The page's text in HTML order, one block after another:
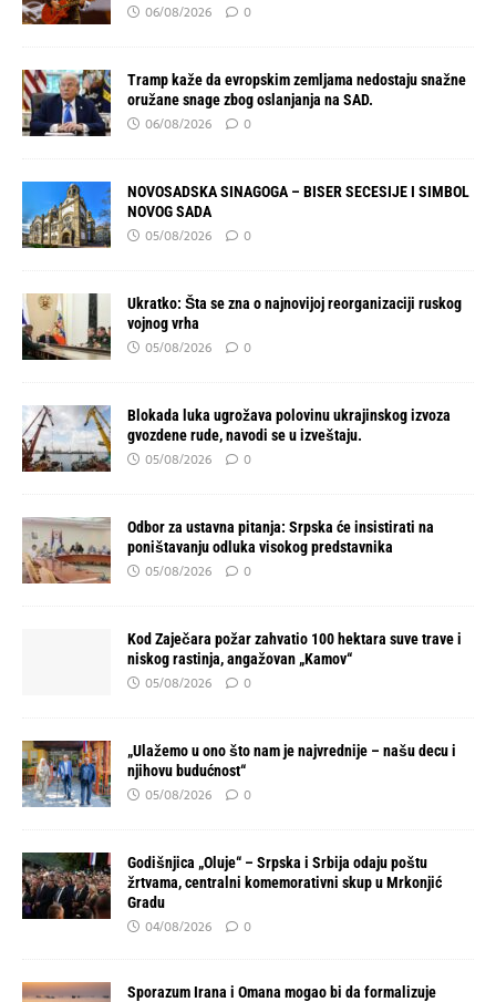
06/08/2026 0
Tramp kaže da evropskim zemljama nedostaju snažne
oružane snage zbog oslanjanja na SAD.
06/08/2026 0
NOVOSADSKA SINAGOGA – BISER SECESIJE I SIMBOL
NOVOG SADA
05/08/2026 0
Ukratko: Šta se zna o najnovijoj reorganizaciji ruskog
vojnog vrha
05/08/2026 0
Blokada luka ugrožava polovinu ukrajinskog izvoza
gvozdene rude, navodi se u izveštaju.
05/08/2026 0
Odbor za ustavna pitanja: Srpska će insistirati na
poništavanju odluka visokog predstavnika
05/08/2026 0
Kod Zaječara požar zahvatio 100 hektara suve trave i
niskog rastinja, angažovan „Kamov“
05/08/2026 0
„Ulažemo u ono što nam je najvrednije – našu decu i
njihovu budućnost“
05/08/2026 0
Godišnjica „Oluje“ – Srpska i Srbija odaju poštu
žrtvama, centralni komemorativni skup u Mrkonjić
Gradu
04/08/2026 0
Sporazum Irana i Omana mogao bi da formalizuje